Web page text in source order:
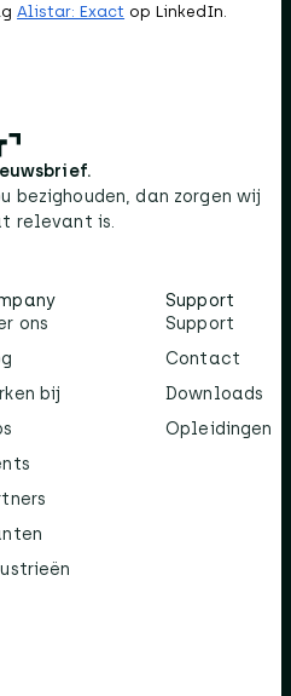
Alistar: Exact op LinkedIn.
bezighouden, dan zorgen wij
relevant is.
ons
bij
Support
Support
Contact
Downloads
Opleidingen